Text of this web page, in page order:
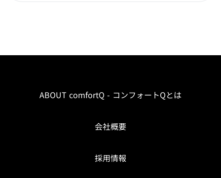
ABOUT comfortQ - コンフォートQとは
会社概要
採用情報